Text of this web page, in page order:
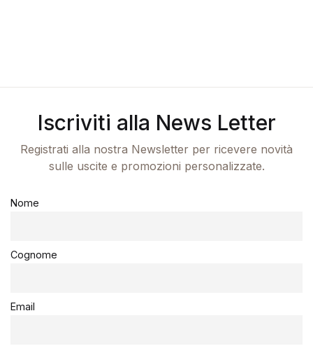
Iscriviti alla News Letter
Registrati alla nostra Newsletter per ricevere novità
sulle uscite e promozioni personalizzate.
Nome
Cognome
Email